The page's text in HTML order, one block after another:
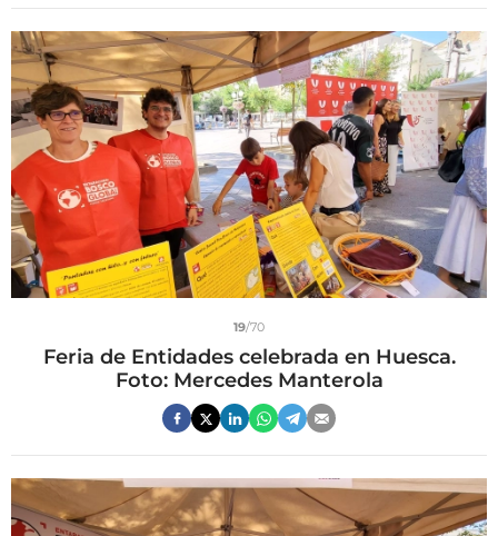
19/70
Feria de Entidades celebrada en Huesca.
Foto: Mercedes Manterola